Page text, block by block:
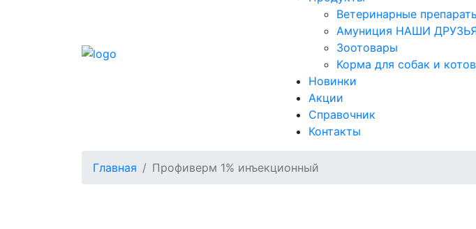
Ветеринарные
Амуниция НАШИ
Зоотовары
Корма для собак и котов
Новинки
Акции
Справочник
Контакты
Главная Профиверм 1% инъекционный